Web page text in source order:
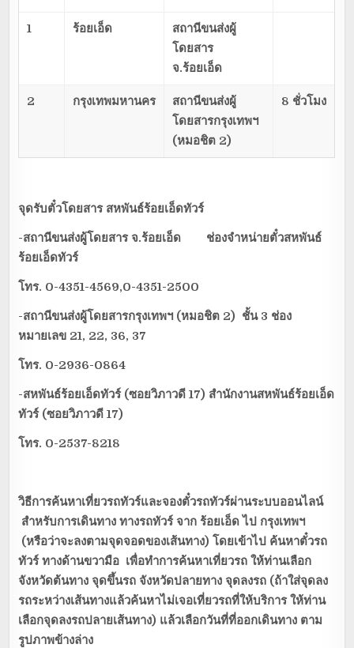
1 ร้อยเอ็ด
สถานีขนส่งผู้
โดยสาร
จ.ร้อยเอ็ด
2 กรุงเทพมหานคร
สถานีขนส่งผู้
โดยสารกรุงเทพฯ
(หมอชิต 2)
8 ชั่วโมง
จุดรับตั๋วโดยสารสหพันธ์ร้อยเอ็ดทัวร์
-สถานีขนส่งผู้โดยสาร จ.ร้อยเอ็ด ช่องจำหน่ายตั๋วสหพันธ์
ร้อยเอ็ดทัวร์
โทร. 0-4351-4569,0-4351-2500
-สถานีขนส่งผู้โดยสารกรุงเทพฯ (หมอชิต 2) ชั้น 3 ช่อง
หมายเลข 21, 22, 36, 37
โทร. 0-2936-0864
-สหพันธ์ร้อยเอ็ดทัวร์ (ซอยวิภาวดี 17) สำนักงานสหพันธ์ร้อยเอ็ด
ทัวร์ (ซอยวิภาวดี 17)
โทร. 0-2537-8218
วิธีการค้นหาเที่ยวรถทัวร์และจองตั๋วรถทัวร์ผ่านระบบออนไลน์
สำหรับการเดินทาง ทางรถทัวร์ จากร้อยเอ็ดไป กรุงเทพฯ
(หรือว่าจะลงตามจุดจอดของเส้นทาง) โดยเข้าไป ค้นหาตั๋วรถ
ทัวร์ ทางด้านขวามือ เพื่อทำการค้นหาเที่ยวรถ ให้ท่านเลือก
จังหวัดต้นทาง จุดขึ้นรถ จังหวัดปลายทาง จุดลงรถ (ถ้าใส่จุดลง
รถระหว่างเส้นทางแล้วค้นหาไม่เจอเที่ยวรถที่ให้บริการ ให้ท่าน
เลือกจุดลงรถปลายเส้นทาง) แล้วเลือกวันที่ที่ออกเดินทาง ตาม
รูปภาพข้างล่าง